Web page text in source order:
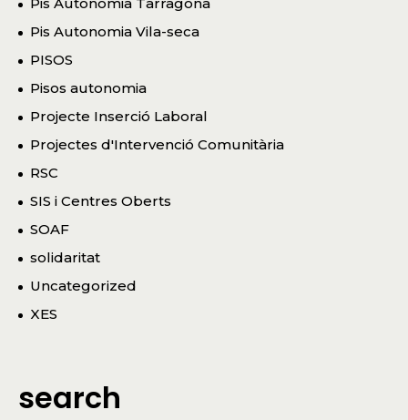
Pis Autonomia Vila-seca
PISOS
Pisos autonomia
Projecte Inserció Laboral
Projectes d'Intervenció Comunitària
RSC
SIS i Centres Oberts
SOAF
solidaritat
Uncategorized
XES
search